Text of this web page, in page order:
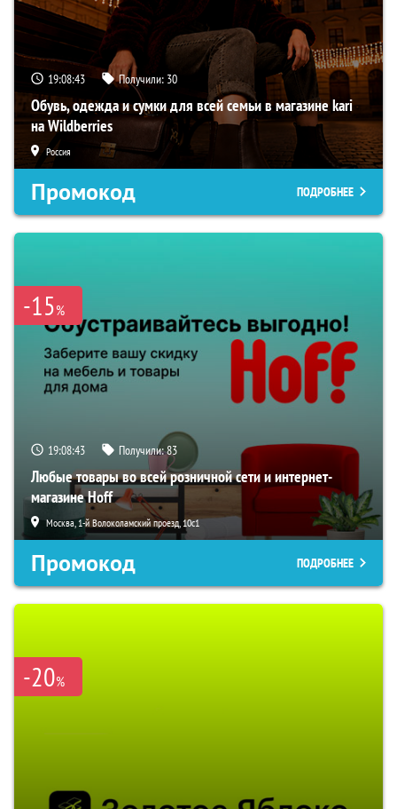
19:08:42 Получили: 30
Обувь, одежда и сумки для всей семьи в магазине kari
на Wildberries
Россия
Промокод ПОДРОБНЕЕ
-15%
19:08:42 Получили:83
Любые товары во всей розничной сети и интернет-
магазине Hoff
Москва, 1-й Волоколамский проезд, 10с1
Промокод ПОДРОБНЕЕ
-20%